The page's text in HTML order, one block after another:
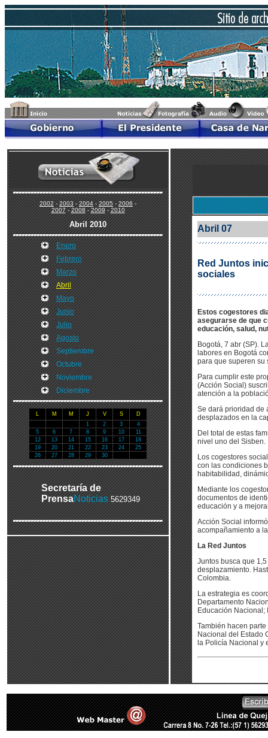
2002-2003-2004-2005-2006-
2007-2008-2009-2010
Abril 2010
Enero
Febrero
Marzo
Abril
Mayo
Junio
Julio
Agosto
Septiembre
Octubre
Noviembre
Diciembre
L M M J V S
D
1
2 3
4
5
6 7 8 9 10
11
12
13 14 15 16 17
18
19
20 21 22 23 24
25
26
27 28 29 30
Secretaría de
PrensaNoticias 5629349
Abril 07
Red Juntos
sociales
Estos cogestores
asegurarse de que
educación, salud,
Bogotá, 7 abr (SP).
labores en Bogotá
para que superen su
Para cumplir este
(Acción Social)
atención a la
Se dará prioridad de
desplazados en la
Del total de estas
nivel uno del Sisben.
Los cogestores
con las condiciones
habitabilidad,
Mediante los
documentos de
educación y a
Acción Social
acompañamiento a
La Red Juntos
Juntos busca que
desplazamiento.
Colombia.
La estrategia es
Departamento
Educación Nacional;
También hacen
Nacional del Estado
la Policía Nacional y